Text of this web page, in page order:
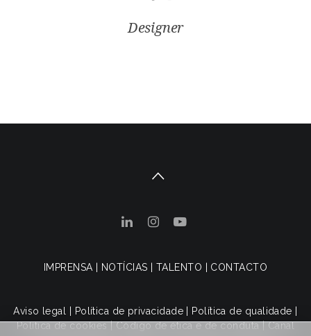
Designer
IMPRENSA NOTÍCIAS TALENTO CONTACTO
Aviso legal Política de privacidade| Política de qualidade
Política de cookies|Código de ética e de conduta|Canal